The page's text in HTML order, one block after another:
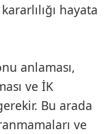
hayata
anlaması,
ve İK
Bu arada
ve